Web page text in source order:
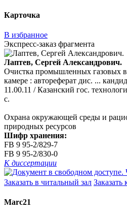
Карточка
В избранное
Экспресс-заказ фрагмента
Лаптев, Сергей Александрович.
Очистка промышленных газовых
камере : автореферат дис. ...
11.00.11 / Казанский гос.
с.
Охрана окружающей среды и
природных ресурсов
Шифр хранения:
FB 9 95-2/829-7
FB 9 95-2/830-0
К диссертации
Заказать в читальный зал
Marc21